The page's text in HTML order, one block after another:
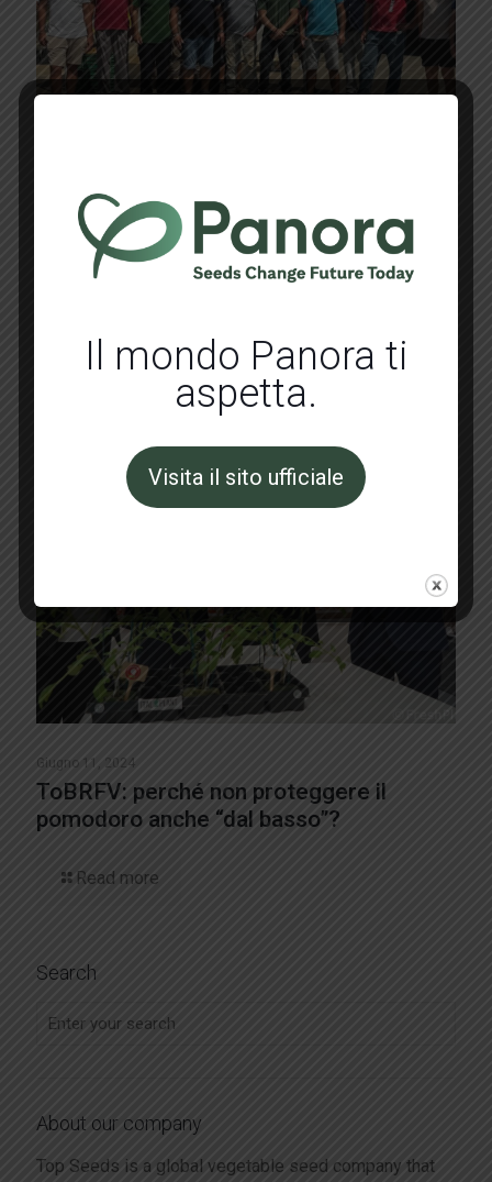
Settembre 3, 2024
Un cetriolo apprezzato sul mercato
Read more
Giugno 11, 2024
ToBRFV: perché non proteggere il
pomodoro anche “dal basso”?
Read more
Search
About our company
Top Seeds is a global vegetable seed company that
Il mondo Panora ti
aspetta.
Visita il sito ufficiale